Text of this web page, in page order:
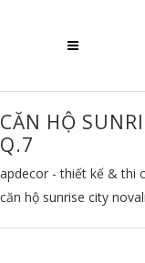
CĂN HỘ
Q.7
apdecor - thiết kế & thi
căn hộ sunrise city